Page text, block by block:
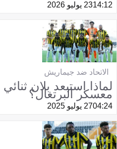
14:1223 يوليو 2026
الاتحاد ضد جيماريش
لماذا استبعد بلان
معسكر البرتغال؟
04:2427 يوليو 2025